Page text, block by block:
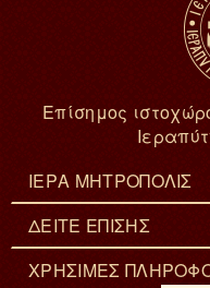
Επίσημος
ΙΕΡΑ ΜΗΤΡΟΠΟΛΙΣ
ΔΕΙΤΕ ΕΠΙΣΗΣ
ΧΡΗΣΙΜΕΣ